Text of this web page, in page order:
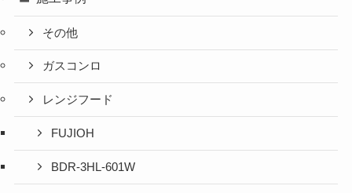
その他
ガスコンロ
レンジフード
FUJIOH
BDR-3HL-601W